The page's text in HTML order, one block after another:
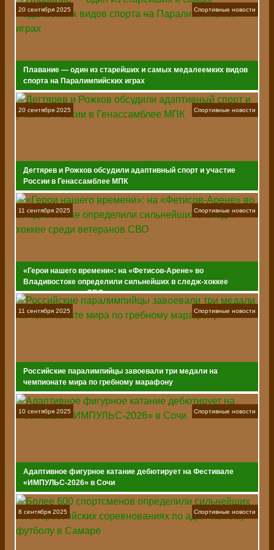
20 сентября 2025
Плавание — один из старейших и самых медалеемких видов
спорта на Паралимпийских играх
Спортивные новости
20 сентября 2025
Дегтярев и Рожков обсудили адаптивный спорт и участие
России в Генассамблее МПК
Спортивные новости
11 сентября 2025
«Герои нашего времени»: на «Фетисов-Арене» во
Владивостоке определили сильнейших в следж-хоккее
среди ветеранов СВО
Спортивные новости
11 сентября 2025
Российские паралимпийцы завоевали три медали на
чемпионате мира по гребному марафону
Спортивные новости
10 сентября 2025
Адаптивное фигурное катание дебютирует на Фестивале
«ИМПУЛЬС-2026» в Сочи
Спортивные новости
8 сентября 2025 Спортивные новости